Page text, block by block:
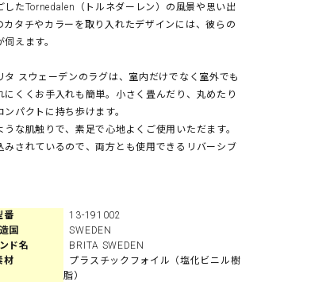
したTornedalen（トルネダーレン）の風景や思い出
カタチやカラーを取り入れたデザインには、彼らの
えます。
タ スウェーデンのラグは、室内だけでなく室外でも
にくくお手入れも簡単。小さく畳んだり、丸めたり
パクトに持ち歩けます。
うな肌触りで、素足で心地よくご使用いただます。
みされているので、両方とも使用できるリバーシブ
番
13-191002
国
SWEDEN
ド名
BRITA SWEDEN
材
プラスチックフォイル（塩化ビニル樹
脂）